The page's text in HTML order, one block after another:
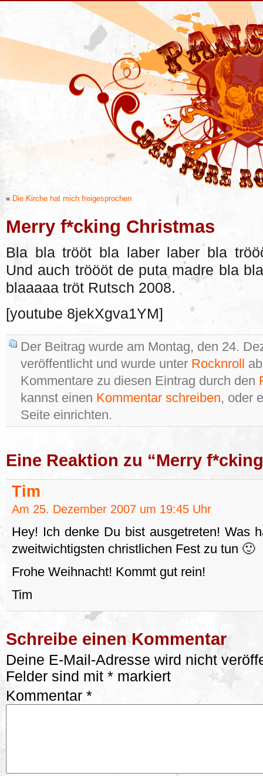
« Die Kirche hat mich freigesprochen
Merry f*cking Christmas
Bla bla trööt bla laber laber bla
Und auch tröööt de puta madre bla
blaaaaa tröt Rutsch 2008.
[youtube 8jekXgva1YM]
Der Beitrag wurde am Montag, den 24.
veröffentlicht und wurde unter Rocknroll
Kommentare zu diesen Eintrag durch den
kannst einen Kommentar schreiben, oder
Seite einrichten.
Eine Reaktion zu “Merry
Tim
Am 25. Dezember 2007 um 19:45 Uhr
Hey! Ich denke Du bist ausgetreten! Was
zweitwichtigsten christlichen Fest zu tun 🙂
Frohe Weihnacht! Kommt gut rein!
Tim
Schreibe einen Kommentar
Deine E-Mail-Adresse wird nicht
Felder sind mit * markiert
Kommentar *